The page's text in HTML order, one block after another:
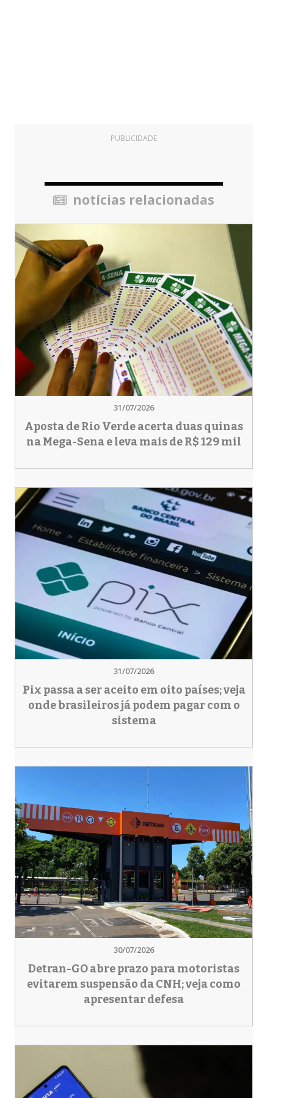
PUBLICIDADE
notícias relacionadas
31/07/2026
Aposta de Rio Verde acerta duas quinas
na Mega-Sena e leva mais de R$ 129 mil
31/07/2026
Pix passa a ser aceito em oito países; veja
onde brasileiros já podem pagar com o
sistema
30/07/2026
Detran-GO abre prazo para motoristas
evitarem suspensão da CNH; veja como
apresentar defesa